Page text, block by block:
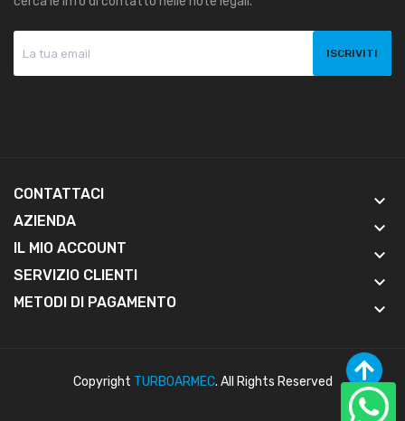
CONTATTACI keyboard_arrow_down
AZIENDA keyboard_arrow_down
IL MIO ACCOUNT keyboard_arrow_down
SERVIZIO CLIENTI keyboard_arrow_down
METODI DI PAGAMENTO keyboard_arrow_down
Copyright TURBOARMEC. All Rights Reserved